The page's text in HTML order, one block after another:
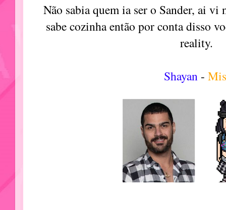
Não sabia quem ia ser o Sander, ai vi
sabe cozinha então por conta disso
reality.
Shayan -